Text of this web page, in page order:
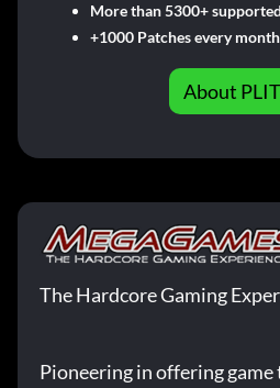
More than 5300+
+1000 Patches every
About
The Hardcore Gaming
Pioneering in offering